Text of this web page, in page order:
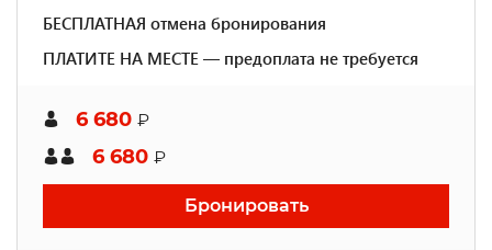
БЕСПЛАТНАЯ отмена бронирования
ПЛАТИТЕ НА МЕСТЕ — предоплата не требуется
6 680 ₽
6 680 ₽
Бронировать